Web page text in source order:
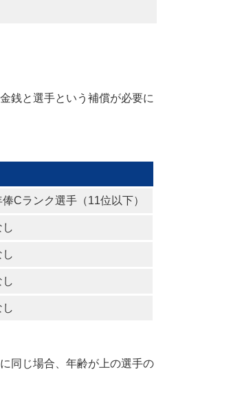
銭と選手という補償が必要に
俸Cランク選手（11位以下）
し
し
し
し
同じ場合、年齢が上の選手の